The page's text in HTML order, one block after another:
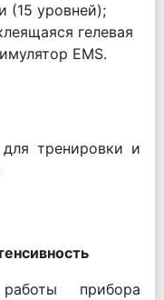
(15 уровней);
гелевая
EMS.
тренировки и
работы прибора